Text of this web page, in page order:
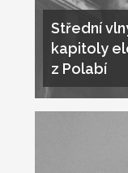
Střední
kapitoly
z Polabí